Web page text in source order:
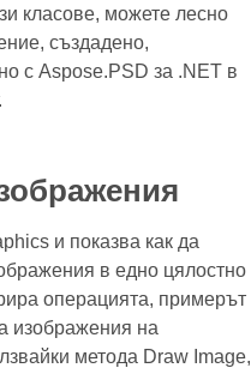
класове, можете лесно
създадено,
с Aspose.PSD за .NET в
и показва как да
в едно цялостно
операцията, примерът
изображения на
метода Draw Image,